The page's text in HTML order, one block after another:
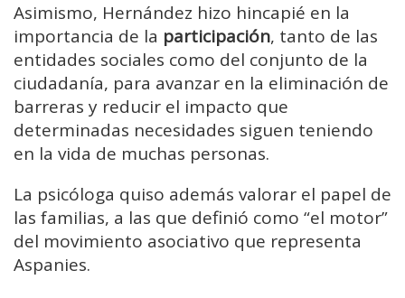
Asimismo, Hernández hizo hincapié en la
importancia de la participación, tanto de las
entidades sociales como del conjunto de la
ciudadanía, para avanzar en la eliminación de
barreras y reducir el impacto que
determinadas necesidades siguen teniendo
en la vida de muchas personas.
La psicóloga quiso además valorar el papel de
las familias, a las que definió como “el motor”
del movimiento asociativo que representa
Aspanies.